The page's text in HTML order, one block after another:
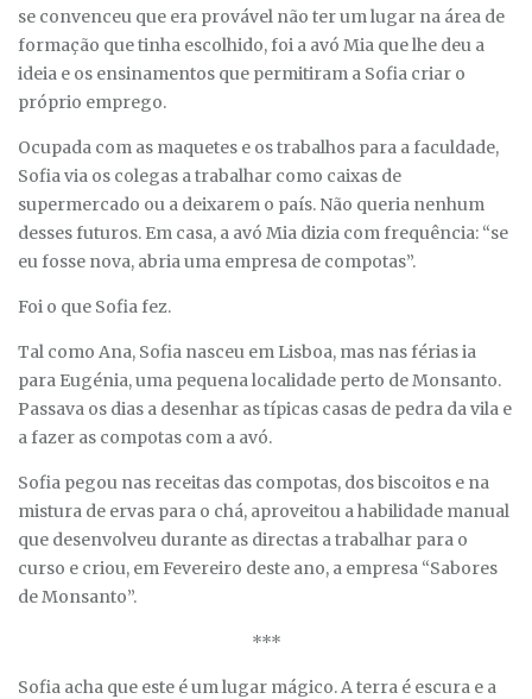
se convenceu que era provável não ter um lugar na área de
formação que tinha escolhido, foi a avó Mia que lhe deu a
ideia e os ensinamentos que permitiram a Sofia criar o
próprio emprego.
Ocupada com as maquetes e os trabalhos para a faculdade,
Sofia via os colegas a trabalhar como caixas de
supermercado ou a deixarem o país. Não queria nenhum
desses futuros. Em casa, a avó Mia dizia com frequência: “se
eu fosse nova, abria uma empresa de compotas”.
Foi o que Sofia fez.
Tal como Ana, Sofia nasceu em Lisboa, mas nas férias ia
para Eugénia, uma pequena localidade perto de Monsanto.
Passava os dias a desenhar as típicas casas de pedra da vila e
a fazer as compotas com a avó.
Sofia pegou nas receitas das compotas, dos biscoitos e na
mistura de ervas para o chá, aproveitou a habilidade manual
que desenvolveu durante as directas a trabalhar para o
curso e criou, em Fevereiro deste ano, a empresa “Sabores
de Monsanto”.
***
Sofia acha que este é um lugar mágico. A terra é escura e a